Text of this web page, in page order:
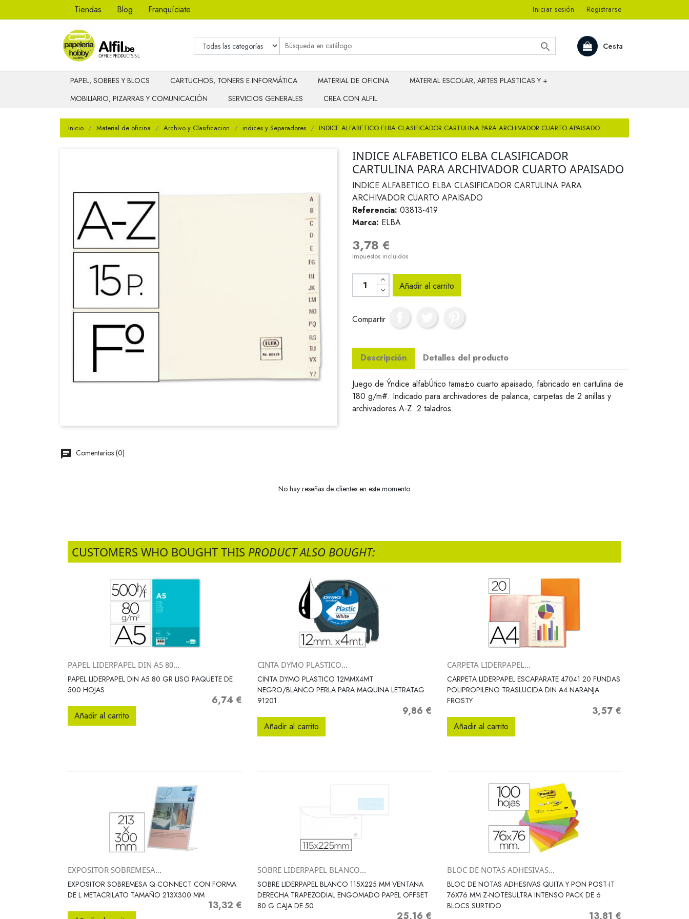
Tiendas Blog Franquíciate Iniciar sesión · Registrarse
Cesta

PAPEL, SOBRES Y BLOCS CARTUCHOS, TONERS E INFORMÁTICA MATERIAL DE OFICINA
MATERIAL ESCOLAR, ARTES PLASTICAS Y +
MOBILIARIO, PIZARRAS Y COMUNICACIÓN
SERVICIOS GENERALES CREA CON ALFIL
Inicio Material de oficina Archivo y Clasificacion indices y Separadores INDICE ALFABETICO ELBA CLASIFICADOR CARTULINA PARA ARCHIVADOR CUARTO APAISADO
INDICE ALFABETICO ELBA CLASIFICADOR
CARTULINA PARA ARCHIVADOR CUARTO APAISADO
INDICE ALFABETICO ELBA CLASIFICADOR CARTULINA PARA
ARCHIVADOR CUARTO APAISADO
Referencia: 03813-419
Marca: ELBA
3,78 €
Impuestos incluidos
Añadir al carrito
Compartir
Descripción Detalles del producto
Juego de Ýndice alfabÚtico tama±o cuarto apaisado, fabricado en cartulina de
180 g/m#. Indicado para archivadores de palanca, carpetas de 2 anillas y
archivadores A-Z. 2 taladros.
Comentarios (0)
No hay reseñas de clientes en este momento.
CUSTOMERS WHO BOUGHT THIS PRODUCT ALSO BOUGHT:
 Vista rápida
PAPEL LIDERPAPEL DIN A5 80...
PAPEL LIDERPAPEL DIN A5 80 GR LISO PAQUETE DE
500 HOJAS
Precio
6,74 €
Añadir al carrito
 Vista rápida
CINTA DYMO PLASTICO...
CINTA DYMO PLASTICO 12MMX4MT
NEGRO/BLANCO PERLA PARA MAQUINA LETRATAG
91201
Precio
9,86 €
Añadir al carrito
Vista rápida
CARPETA LIDERPAPEL...
CARPETA LIDERPAPEL ESCAPARATE 47041 20 FUNDAS
POLIPROPILENO TRASLUCIDA DIN A4 NARANJA
FROSTY
Precio
3,57 €
Añadir al carrito
Vista rápida
EXPOSITOR SOBREMESA...
EXPOSITOR SOBREMESA Q-CONNECT CON FORMA
DE L METACRILATO TAMAÑO 213X300 MM
Precio
13,32 €
Vista rápida
SOBRE LIDERPAPEL BLANCO...
SOBRE LIDERPAPEL BLANCO 115X225 MM VENTANA
DERECHA TRAPEZODIAL ENGOMADO PAPEL OFFSET
80 G CAJA DE 50
Precio
25,16 €
Vista rápida
BLOC DE NOTAS ADHESIVAS...
BLOC DE NOTAS ADHESIVAS QUITA Y PON POST-IT
76X76 MM Z-NOTESULTRA INTENSO PACK DE 6
BLOCS SURTIDO
Precio
13,81 €